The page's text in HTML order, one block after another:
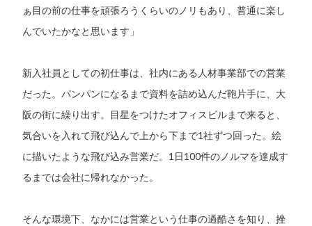
ぁ目の前の仕事を頑張ろうくらいのノリもあり、普通に楽し
んでいたかなと思います」
新入社員としての初仕事は、社内にある人材事業部での営業
だった。パンパンになるまで資料を詰め込んだ鞄片手に、大
阪の街に繰り出す。目星をつけたオフィスビルまで来ると、
気合いを入れて飛び込んで上から下まで1社ずつ回った。絵
に描いたような飛び込み営業だ。1日100件のノルマを達成す
るまでは会社に帰れなかった。
そんな環境下、なかには営業という仕事の過酷さを知り、挫